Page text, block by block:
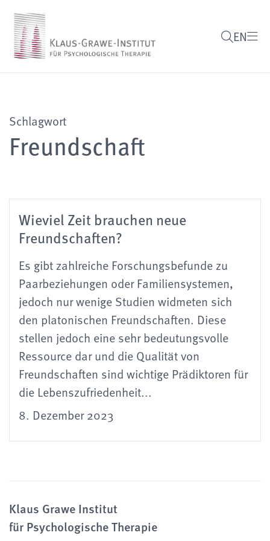
EN
Schlagwort
Freundschaft
Wieviel Zeit brauchen neue
Freundschaften?
Es gibt zahlreiche Forschungsbefunde zu
Paarbeziehungen oder Familiensystemen,
jedoch nur wenige Studien widmeten sich
den platonischen Freundschaften. Diese
stellen jedoch eine sehr bedeutungsvolle
Ressource dar und die Qualität von
Freundschaften sind wichtige Prädiktoren für
die Lebenszufriedenheit...
8. Dezember 2023
Klaus Grawe Institut
für Psychologische Therapie